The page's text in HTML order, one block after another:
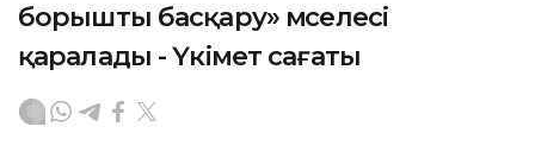
борышты басқару» мәселесі
қаралады - Үкімет сағаты